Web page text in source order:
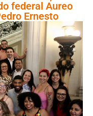
federal Aureo
Ernesto